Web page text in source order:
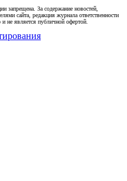
запрещена. За содержание новостей,
сайта, редакция журнала ответственности
не является публичной офертой.